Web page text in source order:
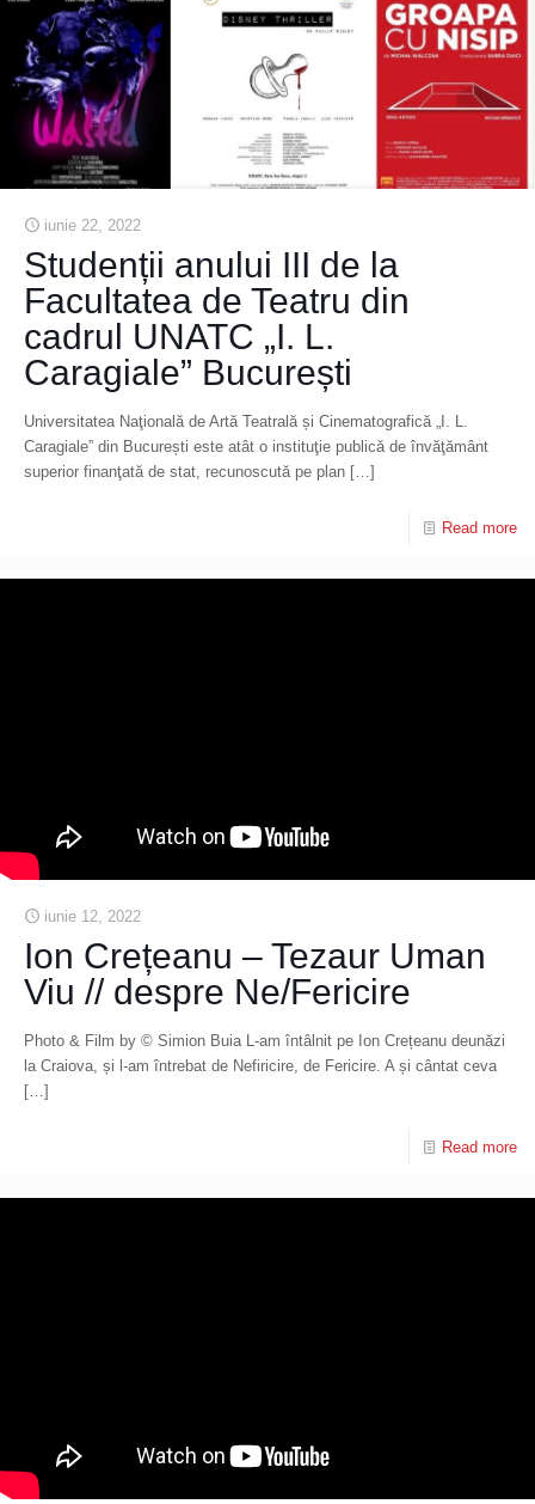
iunie 22, 2022
Studenții anului III de la
Facultatea de Teatru din
cadrul UNATC „I. L.
Caragiale” București
Universitatea Naţională de Artă Teatrală și Cinematografică „I. L.
Caragiale” din București este atât o instituţie publică de învăţământ
superior finanţată de stat, recunoscută pe plan […]
Read more
iunie 12, 2022
Ion Crețeanu – Tezaur Uman
Viu // despre Ne/Fericire
Photo & Film by © Simion Buia L-am întâlnit pe Ion Crețeanu deunăzi
la Craiova, și l-am întrebat de Nefiricire, de Fericire. A și cântat ceva
[…]
Read more